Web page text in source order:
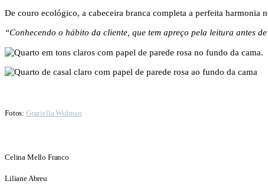
De couro ecológico, a cabeceira branca completa a perfeita
“Conhecendo o hábito da cliente, que tem apreço pela leitura antes
Fotos: Graziella Widman
Celina Mello Franco
Liliane Abreu